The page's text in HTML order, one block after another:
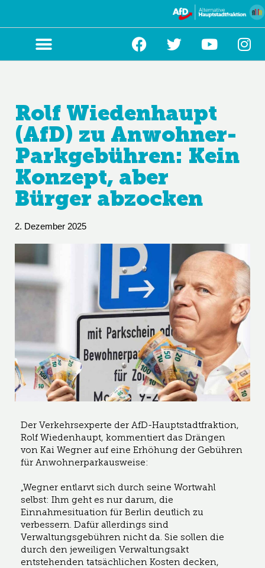
springen
Rolf Wiedenhaupt
(AfD) zu Anwohner-
Parkgebühren: Kein
Konzept, aber
Bürger abzocken
2. Dezember 2025
Der Verkehrsexperte der AfD-Hauptstadtfraktion,
Rolf Wiedenhaupt, kommentiert das Drängen
von Kai Wegner auf eine Erhöhung der Gebühren
für Anwohnerparkausweise:
„Wegner entlarvt sich durch seine Wortwahl
selbst: Ihm geht es nur darum, die
Einnahmesituation für Berlin deutlich zu
verbessern. Dafür allerdings sind
Verwaltungsgebühren nicht da. Sie sollen die
durch den jeweiligen Verwaltungsakt
entstehenden tatsächlichen Kosten decken,